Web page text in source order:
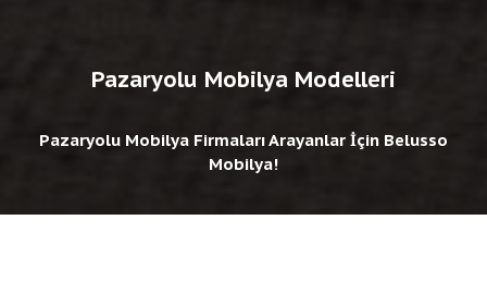
Pazaryolu Mobilya Modelleri
Pazaryolu Mobilya Firmaları Arayanlar İçin Belusso
Mobilya!